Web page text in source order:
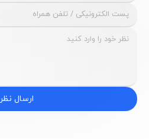
ارسال نظر